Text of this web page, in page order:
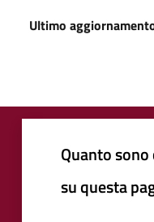
Ultimo
Quanto
su questa